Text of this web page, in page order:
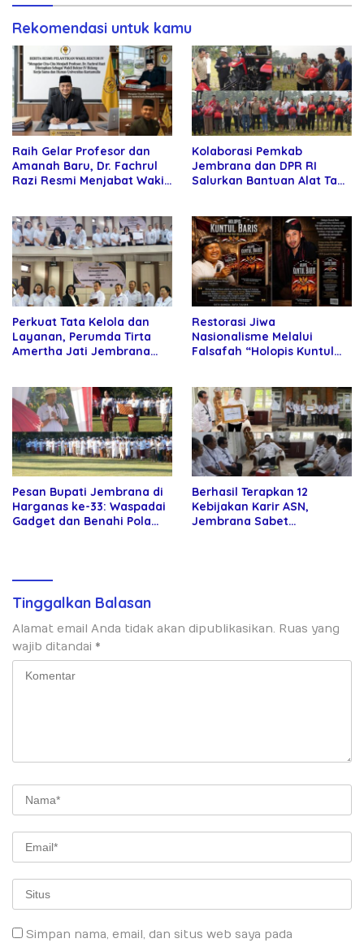
Rekomendasi untuk kamu
Raih Gelar Profesor dan
Amanah Baru, Dr. Fachrul
Razi Resmi Menjabat Wakil
Kolaborasi Pemkab
Jembrana dan DPR RI
Salurkan Bantuan Alat Tani
Perkuat Tata Kelola dan
Layanan, Perumda Tirta
Amertha Jati Jembrana
Restorasi Jiwa
Nasionalisme Melalui
Falsafah “Holopis Kuntul
Pesan Bupati Jembrana di
Harganas ke-33: Waspadai
Gadget dan Benahi Pola
Berhasil Terapkan 12
Kebijakan Karir ASN,
Jembrana Sabet
Tinggalkan Balasan
Alamat email Anda tidak akan dipublikasikan. Ruas yang
wajib ditandai *
Simpan nama, email, dan situs web saya pada